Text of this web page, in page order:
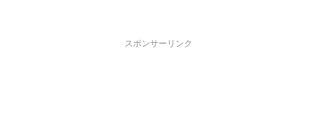
スポンサーリンク